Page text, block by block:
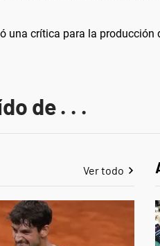
una crítica para la producción
de . . .
Ver todo